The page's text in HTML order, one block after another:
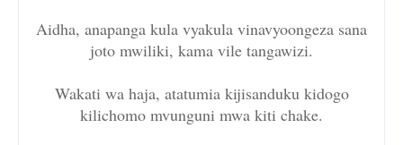
Aidha, anapanga kula vyakula vinavyoongeza sana
joto mwiliki, kama vile tangawizi.
Wakati wa haja, atatumia kijisanduku kidogo
kilichomo mvunguni mwa kiti chake.